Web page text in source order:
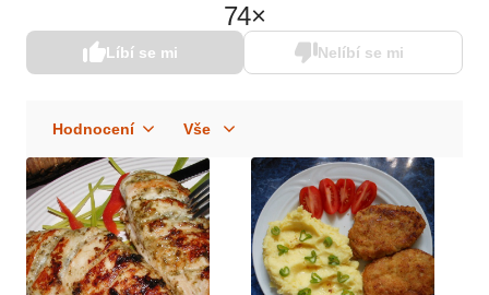
74×
Líbí se mi Nelíbí se mi